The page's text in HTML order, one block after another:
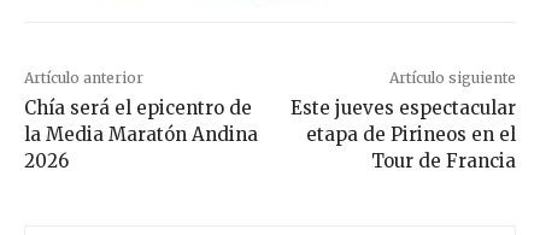
Artículo anterior
Chía será el epicentro de
la Media Maratón Andina
2026
Artículo siguiente
Este jueves espectacular
etapa de Pirineos en el
Tour de Francia